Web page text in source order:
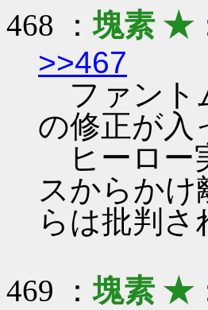
468 ：塊素 ★
>>467
ファント
の修正が入
ヒーロー
スからか
らは批判
469 ：塊素 ★